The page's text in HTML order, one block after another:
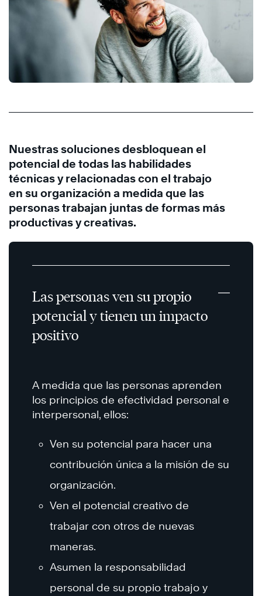
Nuestras soluciones desbloquean el
potencial de todas las habilidades
técnicas y relacionadas con el trabajo
en su organización a medida que las
personas trabajan juntas de formas más
productivas y creativas.
Las personas ven su propio
potencial y tienen un impacto
positivo
A medida que las personas aprenden
los principios de efectividad personal e
interpersonal, ellos:
Ven su potencial para hacer una
contribución única a la misión de su
organización.
Ven el potencial creativo de
trabajar con otros de nuevas
maneras.
Asumen la responsabilidad
personal de su propio trabajo y